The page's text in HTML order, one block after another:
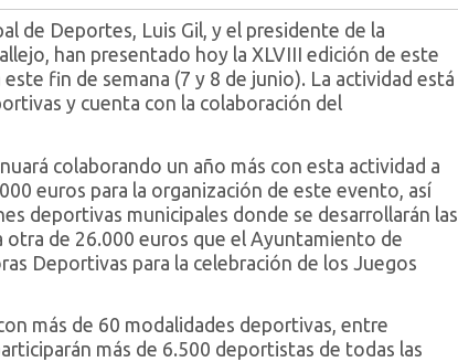
de Deportes, Luis Gil, y el presidente de la
han presentado hoy la XLVIII edición de este
fin de semana (7 y 8 de junio). La actividad está
y cuenta con la colaboración del
colaborando un año más con esta actividad a
euros para la organización de este evento, así
deportivas municipales donde se desarrollarán las
otra de 26.000 euros que el Ayuntamiento de
Deportivas para la celebración de los Juegos
más de 60 modalidades deportivas, entre
más de 6.500 deportistas de todas las